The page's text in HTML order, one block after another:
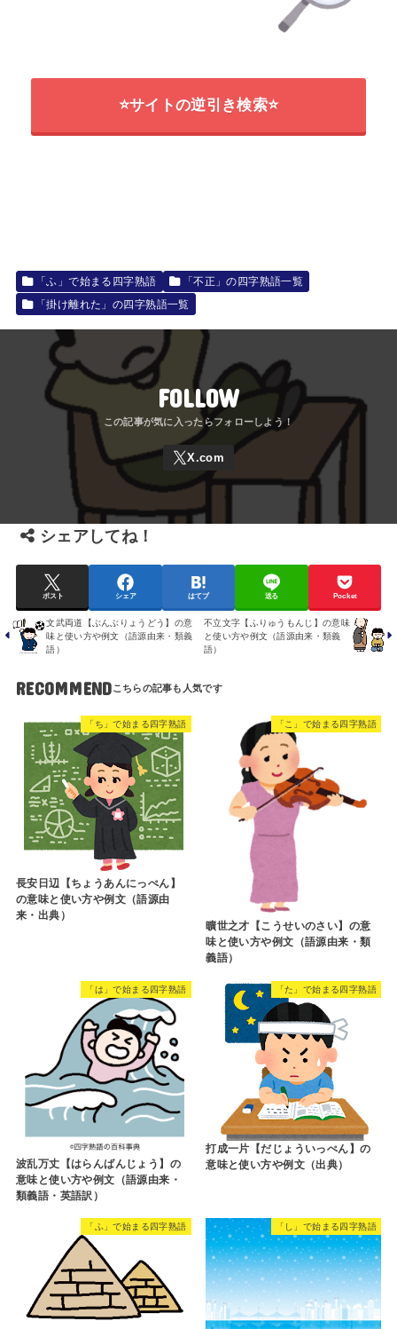
⭐サイトの逆引き検索⭐
「ふ」で始まる四字熟語
「不正」の四字熟語一覧
「掛け離れた」の四字熟語一覧
FOLLOW
シェアしてね！
ポスト シェア はてブ 送る Pocket
文武両道【ぶんぶりょうどう】の意
味と使い方や例文（語源由来・類義
語）
不立文字【ふりゅうもんじ】の意味
と使い方や例文（語源由来・類義
語）
RECOMMEND
「ち」で始まる四字熟語
長安日辺【ちょうあんにっぺん】
の意味と使い方や例文（語源由
来・出典）
「こ」で始まる四字熟語
曠世之才【こうせいのさい】の意
味と使い方や例文（語源由来・類
義語）
「は」で始まる四字熟語
波乱万丈【はらんばんじょう】の
意味と使い方や例文（語源由来・
類義語・英語訳）
「た」で始まる四字熟語
打成一片【だじょういっぺん】の
意味と使い方や例文（出典）
「ふ」で始まる四字熟語 「し」で始まる四字熟語